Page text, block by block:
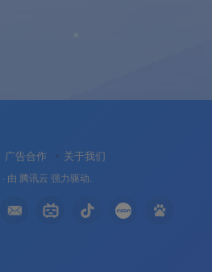
广告合作 关于我们
· 由 腾讯云 强力驱动.